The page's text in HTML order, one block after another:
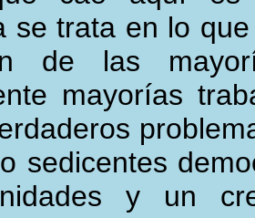
se trata en lo
de las
mayorías
sedicentes
y un